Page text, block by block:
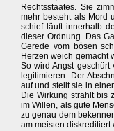
Rechtsstaates. Sie
mehr besteht als Mord
schief läuft innerhalb
dieser Ordnung. Das
Gerede vom bösen
Herzen weich gemacht
So wird Angst
legitimieren. Der
auf und stellt sie in
Die Wirkung strahlt bis
im Willen, als gute
zu genau dem
am meisten diskreditiert